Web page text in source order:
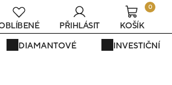
DIAMANTOVÉ INVESTIČNÍ
PŘIHLÁSIT
0
KOŠÍK